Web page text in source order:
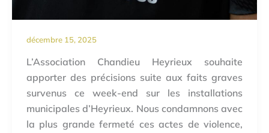
décembre 15, 2025
L’Association Chandieu Heyrieux souhaite
apporter des précisions suite aux faits graves
survenus ce week-end sur les installations
municipales d’Heyrieux. Nous condamnons avec
la plus grande fermeté ces actes de violence,